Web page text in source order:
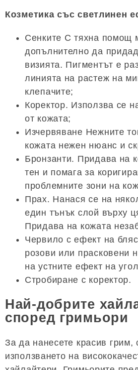
Козметика със светлинен
Сенките С тяхна помощ
допълнително да
визията. Пигментът е
линията на растеж на
клепачите;
Коректор. Използва се
от кожата;
Изчервяване Нежните
кожата нежен нюанс и
Бронзанти. Придава на
тен и помага за
проблемните зони на
Прах. Нанася се на
един тънък слой върху
Придава на кожата
Червило с ефект на
розови или прасковени
на устните ефект на
Стробиране с коректор.
Най-добрите
според гримьори
За да нанесете красив грим,
използването на